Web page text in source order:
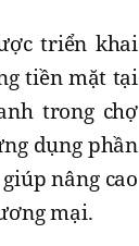
triển khai
tiền mặt tại
trong chợ
dụng phần
nâng cao
mại.